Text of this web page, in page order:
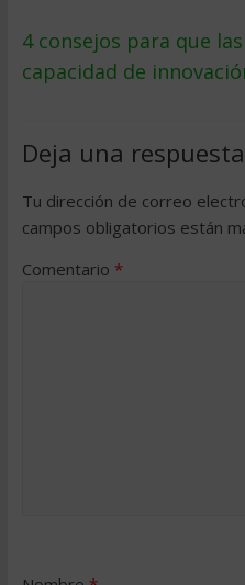
4 consejos para que
capacidad de
Deja una respuesta
Tu dirección de correo
campos obligatorios están
Comentario *